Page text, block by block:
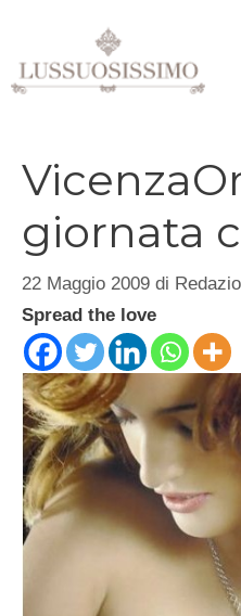
contenuto
giornata
22 Maggio 2009 di
Spread the love